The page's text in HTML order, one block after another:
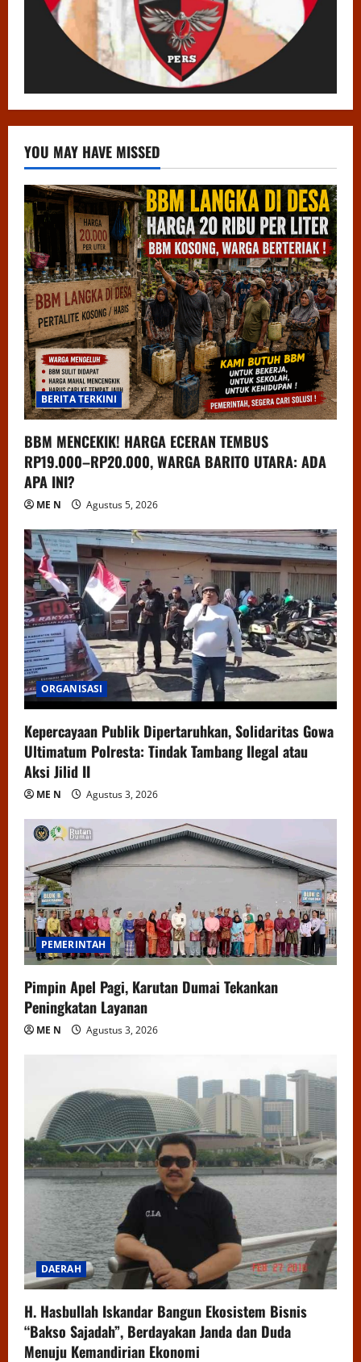
YOU MAY HAVE MISSED
BERITA TERKINI
BBM MENCEKIK! HARGA ECERAN TEMBUS
RP19.000–RP20.000, WARGA BARITO UTARA: ADA
APA INI?
ME N Agustus 5, 2026
ORGANISASI
Kepercayaan Publik Dipertaruhkan, Solidaritas Gowa
Ultimatum Polresta: Tindak Tambang Ilegal atau
Aksi Jilid II
ME N Agustus 3, 2026
PEMERINTAH
Pimpin Apel Pagi, Karutan Dumai Tekankan
Peningkatan Layanan
ME N Agustus 3, 2026
DAERAH
H. Hasbullah Iskandar Bangun Ekosistem Bisnis
“Bakso Sajadah”, Berdayakan Janda dan Duda
Menuju Kemandirian Ekonomi